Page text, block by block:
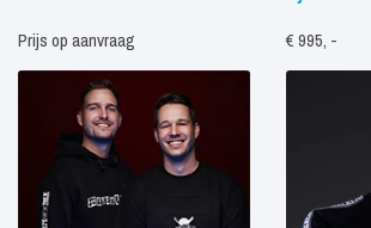
Prijs op aanvraag € 995, -